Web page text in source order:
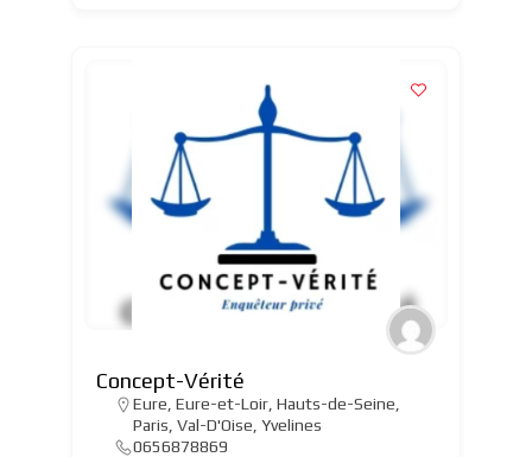
Concept-Vérité
Eure Eure-et-Loir, Hauts-de-Seine
Paris Val-D'Oise Yvelines
0656878869